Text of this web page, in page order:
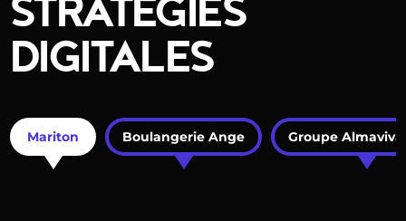
STRATÉGIES
DIGITALES
Mariton Boulangerie Ange Groupe